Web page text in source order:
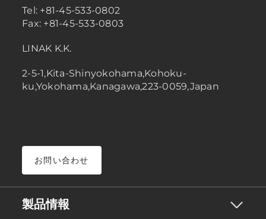
Tel: +81-45-533-0802
Fax: +81-45-533-0803
LINAK K.K.
2-5-1,Kita-Shinyokohama,Kohoku-
ku,Yokohama,Kanagawa,223-0059,Japan
お問い合わせ
製品情報